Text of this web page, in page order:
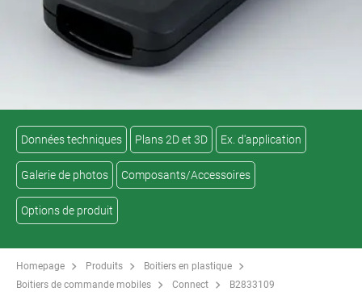
Données techniques Plans 2D et 3D Ex. d'application
Galerie de photos Composants/Accessoires
Options de produit
Homepage Produits
Boitiers en plastique
Boitiers de commande mobiles
Connect B2833109